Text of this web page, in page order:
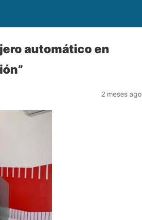
automático en
2 meses ago